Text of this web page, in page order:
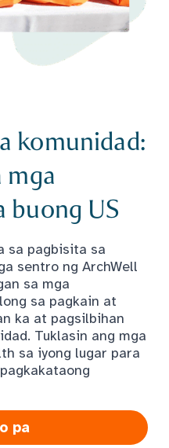
komunidad:
mga
buong US
sa pagbisita sa
sentro ng ArchWell
sa mga
sa pagkain at
ka at pagsilbihan
Tuklasin ang mga
sa iyong lugar para
pa